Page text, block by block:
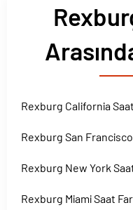
Rexburg California Saat
Rexburg San Francisco
Rexburg New York
Rexburg Miami Saat